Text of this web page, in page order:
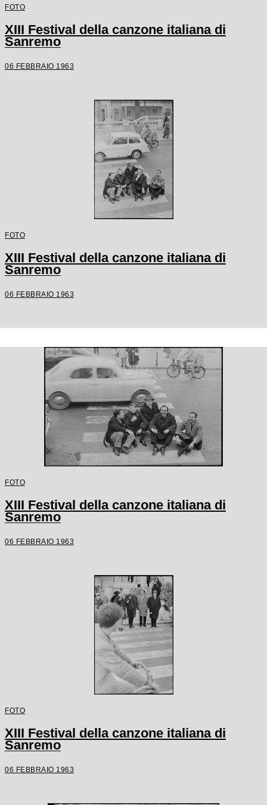
FOTO
XIII Festival della canzone italiana di
Sanremo
06 FEBBRAIO 1963
FOTO
XIII Festival della canzone italiana di
Sanremo
06 FEBBRAIO 1963
FOTO
XIII Festival della canzone italiana di
Sanremo
06 FEBBRAIO 1963
FOTO
XIII Festival della canzone italiana di
Sanremo
06 FEBBRAIO 1963